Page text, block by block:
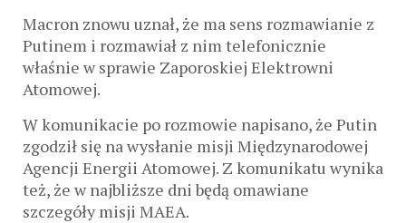
Macron znowu uznał, że ma sens rozmawianie z
Putinem i rozmawiał z nim telefonicznie
właśnie w sprawie Zaporoskiej Elektrowni
Atomowej.
W komunikacie po rozmowie napisano, że Putin
zgodził się na wysłanie misji Międzynarodowej
Agencji Energii Atomowej. Z komunikatu wynika
też, że w najbliższe dni będą omawiane
szczegóły misji MAEA.